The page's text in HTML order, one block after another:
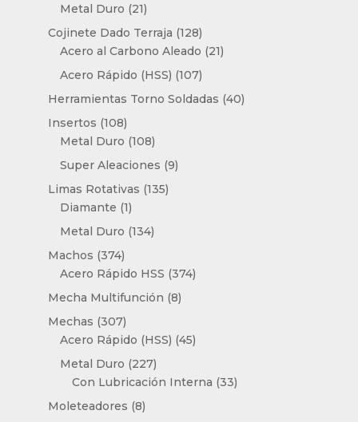
Metal Duro 2121
productos
Cojinete Dado Terraja 128128
productos
Acero al Carbono Aleado 2121
Acero Rápido (HSS) 107107
productos
Herramientas Torno Soldadas 4040
Insertos 108108
productos
Metal Duro 108108
productos
Super Aleaciones 99
Limas Rotativas 135135
Diamante 11
producto
Metal Duro 134134
Machos 374374
productos
Acero Rápido HSS 374374
Mecha Multifunción 88
Mechas 307307
productos
Acero Rápido (HSS) 4545
Metal Duro 227227
productos
Con Lubricación Interna 3333
Moleteadores 88